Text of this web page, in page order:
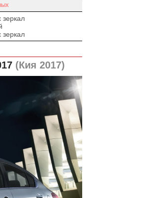
зеркал
зеркал
(Кия 2017)